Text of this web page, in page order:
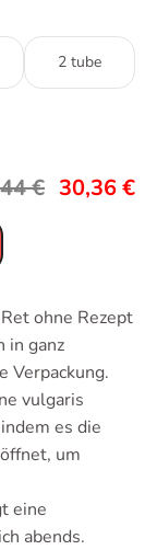
2 tube
€ 30,36€
ohne Rezept
in ganz
Verpackung.
vulgaris
es die
um
eine
abends.